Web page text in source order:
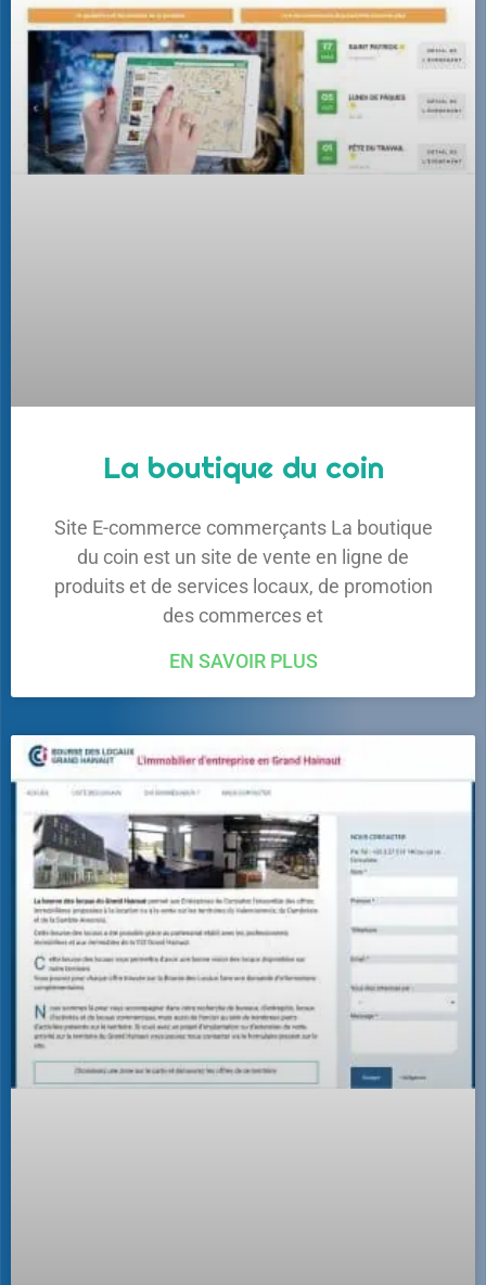
La boutique du coin
Site E-commerce commerçants La boutique
du coin est un site de vente en ligne de
produits et de services locaux, de promotion
des commerces et
EN SAVOIR PLUS